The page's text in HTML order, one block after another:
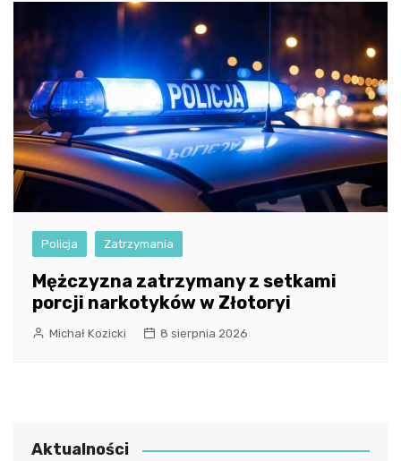
Policja Zatrzymania
Mężczyzna zatrzymany z setkami
porcji narkotyków w Złotoryi
Michał Kozicki 8 sierpnia 2026
Aktualności